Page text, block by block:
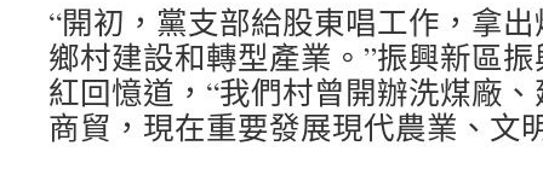
“開初，黨支部給股東唱工作，拿
鄉村建設和轉型產業。”振興新區
紅回憶道，“我們村曾開辦洗煤廠
商貿，現在重要發展現代農業、文